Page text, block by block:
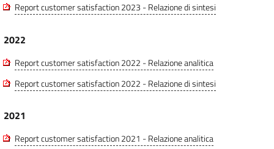
Report customer satisfaction 2023 - Relazione di sintesi
2022
Report customer satisfaction 2022 - Relazione analitica
Report customer satisfaction 2022 - Relazione di sintesi
2021
Report customer satisfaction 2021 - Relazione analitica